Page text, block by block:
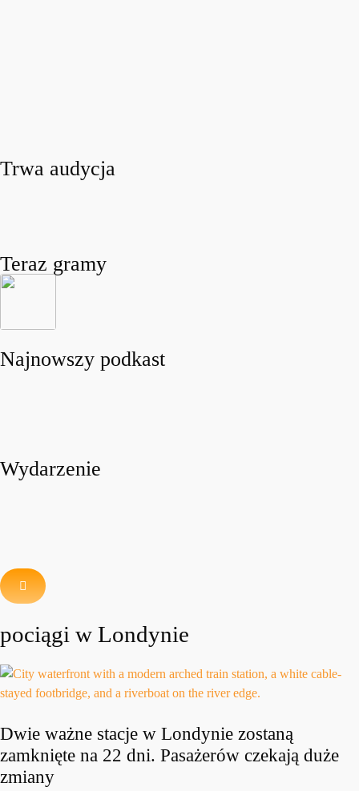
Trwa audycja
Teraz gramy
Najnowszy podkast
Wydarzenie
pociągi w Londynie
Dwie ważne stacje w Londynie zostaną
zamknięte na 22 dni. Pasażerów czekają duże
zmiany